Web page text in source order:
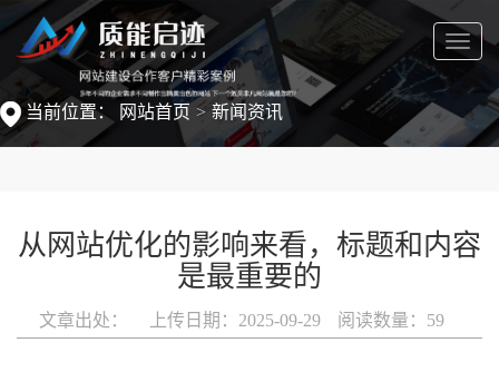
菜
单
当前位置： 网站首页 新闻资讯
从网站优化的影响来看，标题和内容
是最重要的
文章出处： 上传日期：2025-09-29 阅读数量： 59